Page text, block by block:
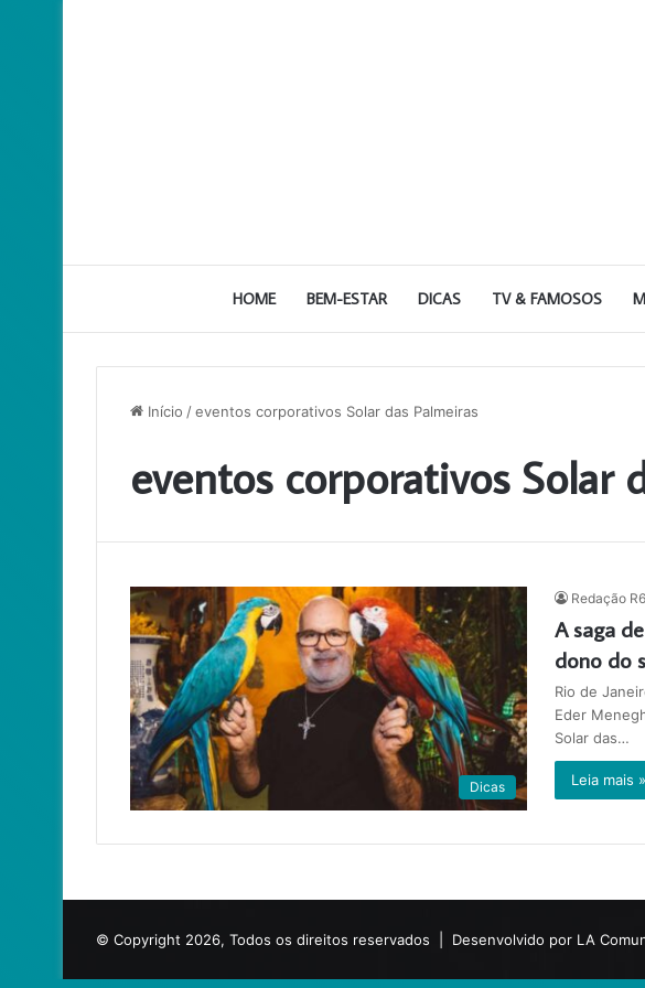
HOME BEM-ESTAR DICAS TV & FAMOSOS
Início /eventos corporativos Solar das Palmeiras
eventos corporativos Solar
Dicas
Redação R6
A saga
dono do
Rio de
Eder
Solar das…
Leia mais »
© Copyright 2026, Todos os direitos reservados | Desenvolvido por LA